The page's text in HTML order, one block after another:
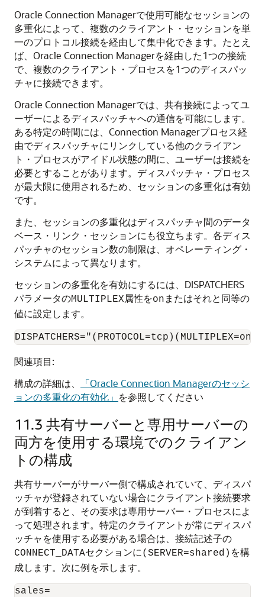
Oracle Connection Managerで使用可能なセッションの
多重化によって、複数のクライアント・セッションを単
一のプロトコル接続を経由して集中化できます。たとえ
ば、Oracle Connection Managerを経由した1つの接続
で、複数のクライアント・プロセスを1つのディスパッ
チャに接続できます。
Oracle Connection Managerでは、共有接続によってユ
ーザーによるディスパッチャへの通信を可能にします。
ある特定の時間には、Connection Managerプロセス経
由でディスパッチャにリンクしている他のクライアン
ト・プロセスがアイドル状態の間に、ユーザーは接続を
必要とすることがあります。ディスパッチャ・プロセス
が最大限に使用されるため、セッションの多重化は有効
です。
また、セッションの多重化はディスパッチャ間のデータ
ベース・リンク・セッションにも役立ちます。各ディス
パッチャのセッション数の制限は、オペレーティング・
システムによって異なります。
セッションの多重化を有効にするには、DISPATCHERS
パラメータのMULTIPLEX属性をon またはそれと同等の
値に設定します。
DISPATCHERS="(PROTOCOL=tcp)(MULTIPLEX=on)"
関連項目:
構成の詳細は、
「Oracle Connection Managerのセッシ
ョンの多重化の有効化」 を参照してください
11.3 共有サーバーと専用サーバーの
両方を使用する環境でのクライアン
トの構成
共有サーバーがサーバー側で構成されていて、ディスパ
ッチャが登録されていない場合にクライアント接続要求
が到着すると、その要求は専用サーバー・プロセスによ
って処理されます。特定のクライアントが常にディスパ
ッチャを使用する必要がある場合は、接続記述子の
CONNECT_DATAセクションに ( SERVER=shared) を構
成します。次に例を示します。
sales=